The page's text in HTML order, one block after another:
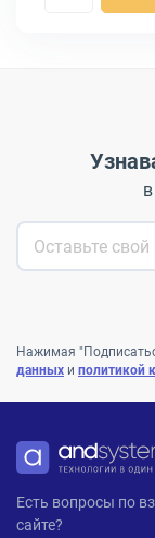
Нажимая
данных и политикой
ANDPRO
Есть вопросы по
сайте?